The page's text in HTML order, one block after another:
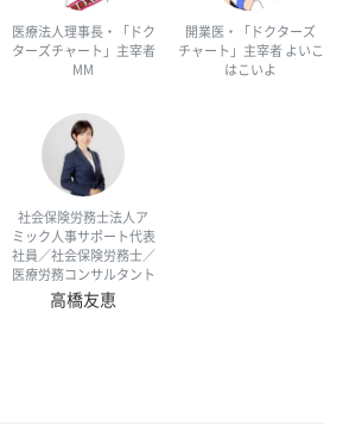
医療法人理事長・「ドク
ターズチャート」主宰者
MM
開業医・「ドクターズ
チャート」主宰者 よいこ
はこいよ
社会保険労務士法人ア
ミック人事サポート代表
社員／社会保険労務士／
医療労務コンサルタント
高橋友恵